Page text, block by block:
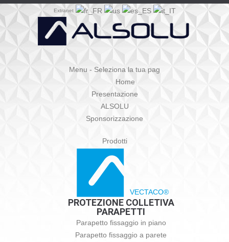
Extranet
Menu - Seleziona la tua pag
Home
Presentazione
ALSOLU
Sponsorizzazione
Prodotti
VECTACO®
PROTEZIONE COLLETIVA
PARAPETTI
Parapetto fissaggio in piano
Parapetto fissaggio a parete